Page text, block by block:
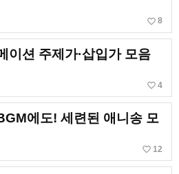
favorite_border 8
이션 주제가·삽입가 모음
favorite_border 4
에도! 세련된 애니송 모
favorite_border 12